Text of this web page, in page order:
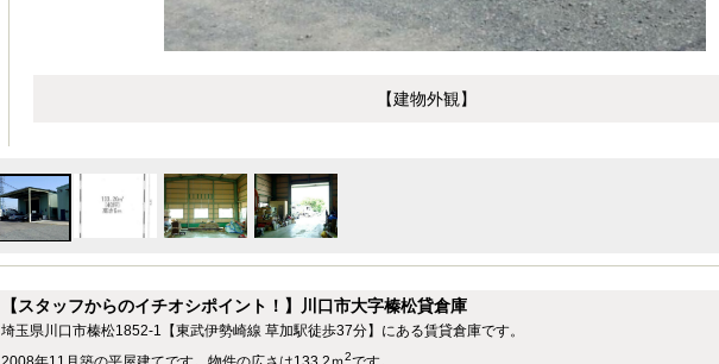
【建物外観】
【スタッフからのイチオシポイント！】川口市大字榛松貸倉庫
埼玉県川口市榛松1852-1【東武伊勢崎線 草加駅徒歩37分】にある賃貸倉庫です。
2